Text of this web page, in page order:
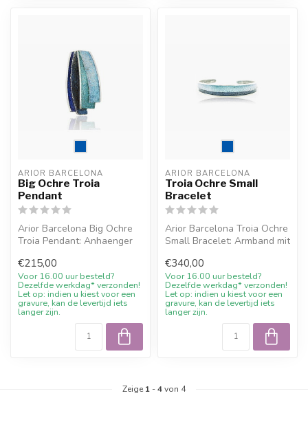
ARIOR BARCELONA
Big Ochre Troia
Pendant
Arior Barcelona Big Ochre
Troia Pendant: Anhaenger
m...
€215,00
Voor 16.00 uur besteld?
Dezelfde werkdag* verzonden!
Let op: indien u kiest voor een
gravure, kan de levertijd iets
langer zijn.
ARIOR BARCELONA
Troia Ochre Small
Bracelet
Arior Barcelona Troia Ochre
Small Bracelet: Armband mit
€340,00
Voor 16.00 uur besteld?
Dezelfde werkdag* verzonden!
Let op: indien u kiest voor een
gravure, kan de levertijd iets
langer zijn.
Zeige 1 -4von 4